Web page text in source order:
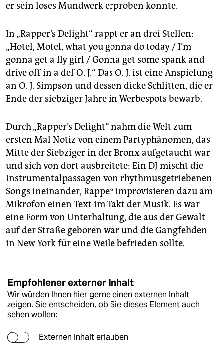
er sein loses Mundwerk erproben konnte.
In „Rapper’s Delight“ rappt er an drei Stellen:
„Hotel, Motel, what you gonna do today / I’m
gonna get a fly girl / Gonna get some spank and
drive off in a def O. J.“ Das O. J. ist eine Anspielung
an O. J. Simpson und dessen dicke Schlitten, die er
Ende der siebziger Jahre in Werbespots bewarb.
Durch „Rapper’s Delight“ nahm die Welt zum
ersten Mal Notiz von einem Partyphänomen, das
Mitte der Siebziger in der Bronx aufgetaucht war
und sich von dort ausbreitete: Ein DJ mischt die
Instrumentalpassagen von rhythmusgetriebenen
Songs ineinander, Rapper improvisieren dazu am
Mikrofon einen Text im Takt der Musik. Es war
eine Form von Unterhaltung, die aus der Gewalt
auf der Straße geboren war und die Gangfehden
in New York für eine Weile befrieden sollte.
Empfohlener externer Inhalt
Wir würden Ihnen hier gerne einen externen Inhalt
zeigen. Sie entscheiden, ob Sie dieses Element auch
sehen wollen:
Externen Inhalt erlauben